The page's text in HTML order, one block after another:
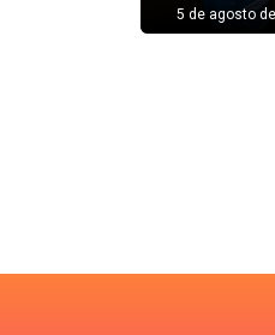
5 de agosto